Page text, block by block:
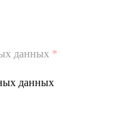
данных
данных